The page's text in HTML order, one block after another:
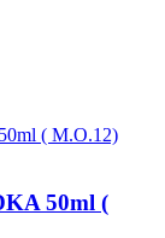
50ml (